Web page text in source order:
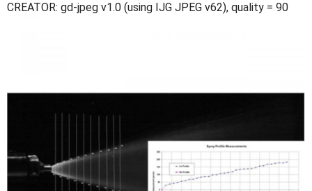
CREATOR: gd-jpeg v1.0 (using IJG JPEG v62), quality = 90